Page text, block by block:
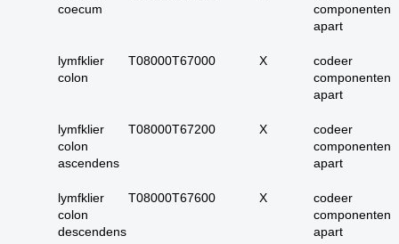
21. alle melanomen in
22. tractus digestivus
slokdarm tot anus
23. tractus digestivus
uitgebreid (incl lever,
galblaas, galwegen en
pancreas)
24. dunne darm totaal
coecum
componenten
apart
lymfklier
colon
T08000T67000 X
codeer
componenten
apart
lymfklier
colon
ascendens
T08000T67200 X
codeer
componenten
apart
lymfklier
colon
descendens
T08000T67600 X
codeer
componenten
apart